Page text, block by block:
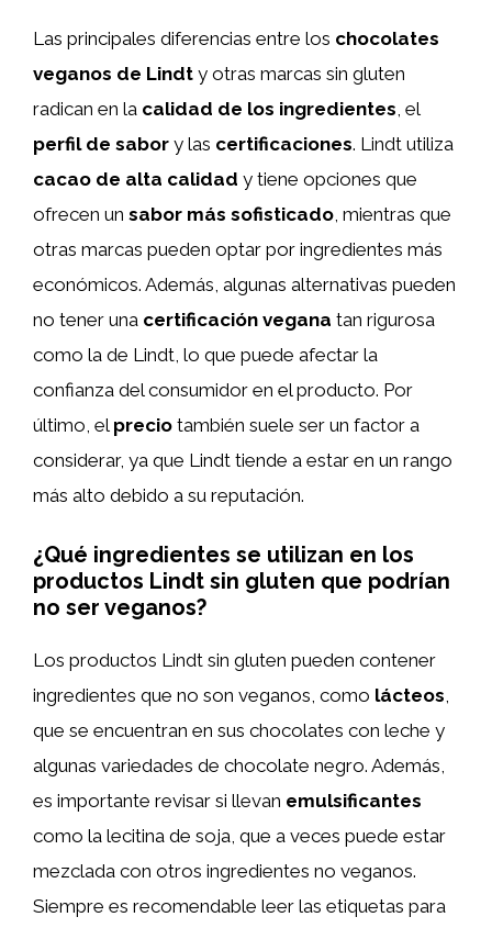
Las principales diferencias entre los chocolates
veganos de Lindt y otras marcas sin gluten
radican en la calidad de los ingredientes, el
perfil de sabor y las certificaciones. Lindt utiliza
cacao de alta calidad y tiene opciones que
ofrecen un sabor más sofisticado, mientras que
otras marcas pueden optar por ingredientes más
económicos. Además, algunas alternativas pueden
no tener una certificación vegana tan rigurosa
como la de Lindt, lo que puede afectar la
confianza del consumidor en el producto. Por
último, el precio también suele ser un factor a
considerar, ya que Lindt tiende a estar en un rango
más alto debido a su reputación.
¿Qué ingredientes se utilizan en los
productos Lindt sin gluten que podrían
no ser veganos?
Los productos Lindt sin gluten pueden contener
ingredientes que no son veganos, como lácteos
que se encuentran en sus chocolates con leche y
algunas variedades de chocolate negro. Además,
es importante revisar si llevan emulsificantes
como la lecitina de soja, que a veces puede estar
mezclada con otros ingredientes no veganos.
Siempre es recomendable leer las etiquetas para